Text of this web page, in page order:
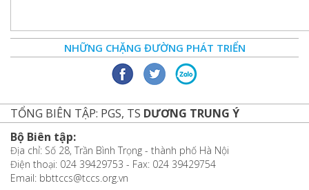
NHỮNG CHẶNG ĐƯỜNG PHÁT TRIỂN
TỔNG BIÊN TẬP: PGS, TS DƯƠNG TRUNG Ý
Bộ Biên tập:
Địa chỉ: Số 28, Trần Bình Trọng - thành phố Hà Nội
Điện thoại: 024 39429753 - Fax: 024 39429754
Email: bbttccs@tccs.org.vn